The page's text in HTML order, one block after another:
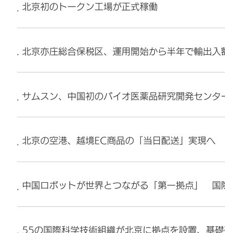
北京初のトークン工場が正式稼働
北京亦庄総合保税区、運用開始から半年で輸出
サムスン、中国初のバイオ医薬品研究開発セン
北京の空港、越境EC商品の「当日配送」実現へ
中国ロボットが世界とつながる「第一拠点」 国